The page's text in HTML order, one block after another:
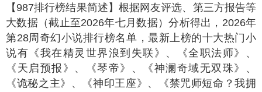
【987排行榜结果简述】 根据网友评选、第三方报告等
大数据（截止至2026年七月数据）分析得出，2026年
第28周奇幻小说排行榜名单，最新上榜的十大热门小
说有《我在精灵世界浪到失联》、《全职法师》、
《天启预报》、《琴帝》、《神澜奇域无双珠》、
《诡秘之主》、《神印王座》、《禁咒师短命？我拥